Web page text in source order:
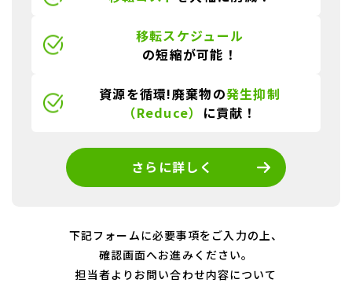
移転スケジュール
の短縮が可能！
資源を循環!廃棄物の発生抑制
（Reduce）
に貢献！
さらに詳しく
下記フォームに必要事項をご入力の上、
確認画面へお進みください。
担当者よりお問い合わせ内容について